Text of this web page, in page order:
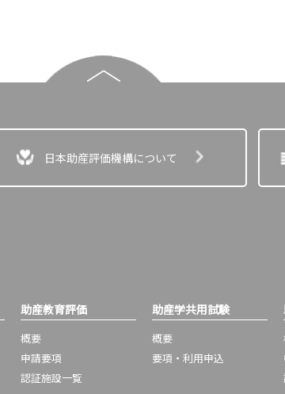
日本助産評価機構について
助産教育評価
概要
申請要項
認証施設一覧
助産学共用試験
概要
要項・利用申込